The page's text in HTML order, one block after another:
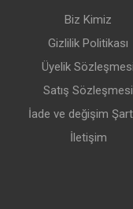
Biz Kimiz
Gizlilik Politikası
Üyelik Sözleşmesi
Satış Sözleşmesi
İade ve değişim
İletişim